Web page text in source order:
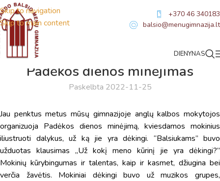
Skip to navigation
Skip to main content
+370 46 340183
balsio@menugimnazija.lt
DIENYNAS
Padėkos dienos minėjimas
Paskelbta 2022-11-25
Jau penktus metus mūsų gimnazijoje anglų kalbos mokytojos
organizuoja Padėkos dienos minėjimą, kviesdamos mokinius
iliustruoti dalykus, už ką jie yra dėkingi. “Balsiukams” buvo
užduotas klausimas „Už kokį meno kūrinį jie yra dėkingi?”
Mokinių kūrybingumas ir talentas, kaip ir kasmet, džiugina bei
verčia žavėtis. Mokiniai dėkingi buvo už muzikos grupes,